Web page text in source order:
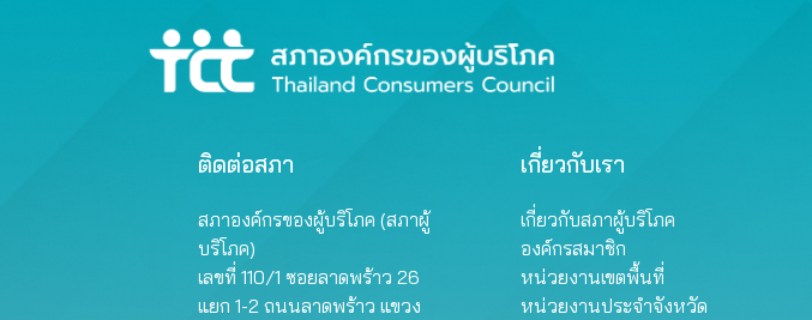
ติดต่อสภา
สภาองค์กรของผู้บริโภค (สภาผู้
บริโภค)
เลขที่ 110/1 ซอยลาดพร้าว 26
แยก 1-2 ถนนลาดพร้าว แขวง
เกี่ยวกับเรา
เกี่ยวกับสภาผู้บริโภค
องค์กรสมาชิก
หน่วยงานเขตพื้นที่
หน่วยงานประจำจังหวัด